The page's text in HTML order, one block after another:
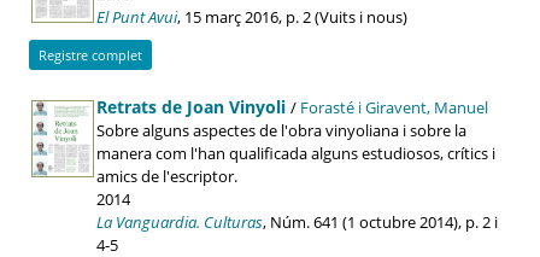
El Punt Avui, 15 març 2016, p. 2 (Vuits i nous)
Registre complet
Retrats de Joan Vinyoli / Forasté i Giravent, Manuel
Sobre alguns aspectes de l'obra vinyoliana i sobre la
manera com l'han qualificada alguns estudiosos, crítics i
amics de l'escriptor.
2014
La Vanguardia. Culturas, Núm. 641 (1 octubre 2014), p. 2 i
4-5